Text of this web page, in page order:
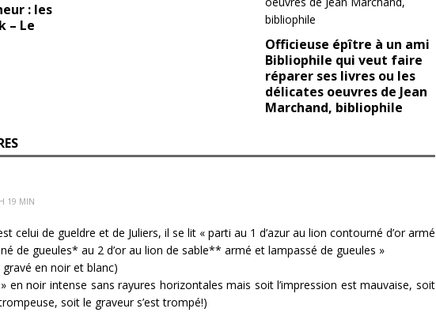
: les
– Le
Officieuse épître à un ami
Bibliophile qui veut faire
réparer ses livres ou les
délicates oeuvres de Jean
Marchand, bibliophile
19 MIN
celui de gueldre et de Juliers, il se lit « parti au 1 d’azur au lion contourné d’or armé
de gueules* au 2 d’or au lion de sable** armé et lampassé de gueules »
en noir et blanc)
en noir intense sans rayures horizontales mais soit l’impression est mauvaise, soit
soit le graveur s’est trompé!)